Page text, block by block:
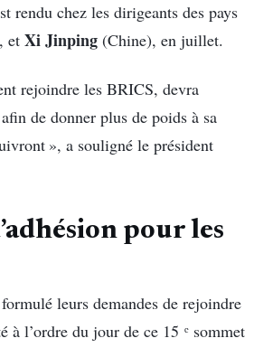
rendu chez les dirigeants des pays
et Xi Jinping (Chine), en juillet.
rejoindre les BRICS, devra
de donner plus de poids à sa
», a souligné le président
pour les
leurs demandes de rejoindre
à l’ordre du jour de ce 15 ᵉ sommet